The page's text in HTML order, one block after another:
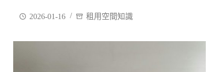
2026-01-16 租用空間知識